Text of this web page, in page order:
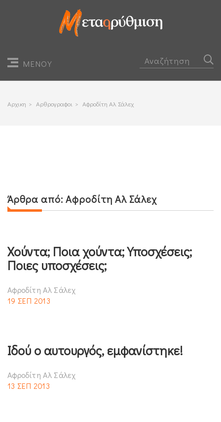
ΜΕΝΟΥ
Αρχικη > Αρθρογραφοι > Αφροδίτη Αλ Σάλεχ
Άρθρα από:Αφροδίτη Αλ Σάλεχ
Χούντα; Ποια χούντα; Υποσχέσεις;
Ποιες υποσχέσεις;
Αφροδίτη Αλ Σάλεχ
19 ΣΕΠ 2013
Ιδού ο αυτουργός, εμφανίστηκε!
Αφροδίτη Αλ Σάλεχ
13 ΣΕΠ 2013